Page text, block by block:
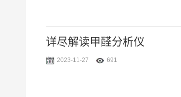
详尽解读甲醛分析仪
2023-11-27 691